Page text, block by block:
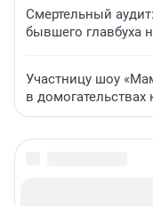
Смертельный
бывшего главбуха
Участницу шоу
в домогательствах